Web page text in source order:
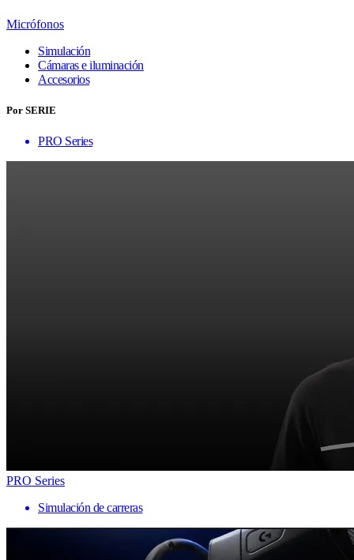
Micrófonos
Simulación
Cámaras e iluminación
Accesorios
Por SERIE
PRO Series
PRO Series
Simulación de carreras